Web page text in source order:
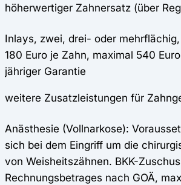
höherwertiger Zahnersatz (über
Inlays, zwei, drei- oder
180 Euro je Zahn, maximal 540
jähriger Garantie
weitere Zusatzleistungen für
Anästhesie (Vollnarkose):
sich bei dem Eingriff um die
von Weisheitszähnen. BKK-
Rechnungsbetrages nach GOÄ,